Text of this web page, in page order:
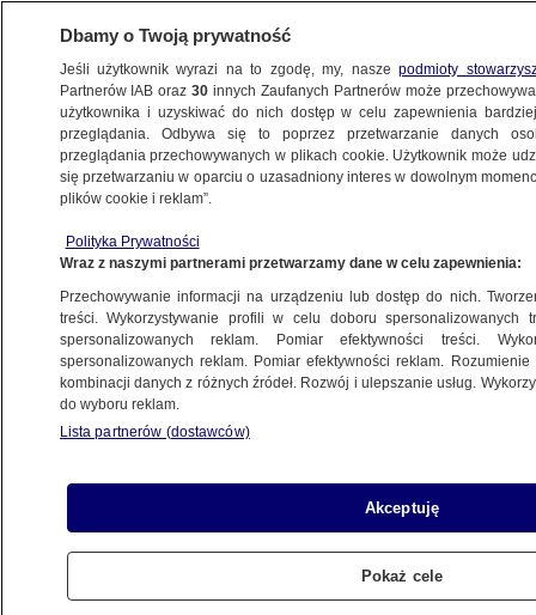
WARSZAWA
NAJNOWSZE
mecz
19.11.2021, 09:04
Udostępnij
Dbamy o Twoją prywatność
Jeśli użytkownik wyrazi na to zgodę, my, naszepodmioty
Partnerów IAB oraz30 innych Zaufanych Partnerów może
użytkownika i uzyskiwać do nich dostęp w celu zapewnienia
przeglądania. Odbywa się to poprzez przetwarzanie danych
przeglądania przechowywanych w plikach cookie. Użytkownik może
się przetwarzaniu w oparciu o uzasadniony interes w dowolnym
plików cookie i reklam”.
Polityka Prywatności
Wraz z naszymi partnerami przetwarzamy dane w celu zapewnienia:
Przechowywanie informacji na urządzeniu lub dostęp do nich.
treści. Wykorzystywanie profili w celu doboru spersonalizowanych
spersonalizowanych reklam. Pomiar efektywności treści.
spersonalizowanych reklam. Pomiar efektywności reklam.
kombinacji danych z różnych źródeł. Rozwój i ulepszanie usług.
do wyboru reklam.
Lista partnerów (dostawców)
Akceptuję
Pokaż cele